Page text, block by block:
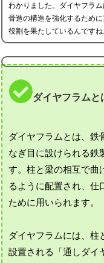
わかりました。ダイヤフラ
骨造の構造を強化するために
役割を果たしているんですね
ダイヤフラムと
ダイヤフラムとは、鉄
なぎ目に設けられる鉄
す。柱と梁の相互で曲
るように配置され、仕
ために用いられます。
ダイヤフラムには、柱
設置される「通しダイ